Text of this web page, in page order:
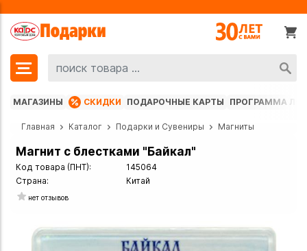
МАГАЗИНЫ СКИДКИ ПОДАРОЧНЫЕ КАРТЫ ПРОГРАММА
Главная Каталог Подарки и Сувениры Магниты
Магнит с блестками "Байкал"
Код товара (ПНТ):
145064
Страна:
Китай
нет отзывов